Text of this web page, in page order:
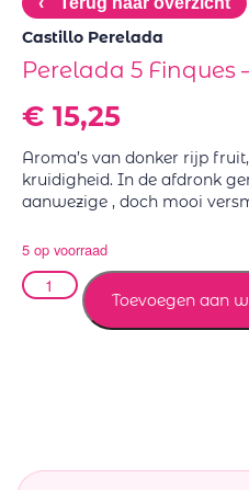
Castillo Perelada
Perelada 5 Finques
€ 15,25
Aroma’s van donker rijp
kruidigheid. In de afdronk
aanwezige , doch mooi
5 op voorraad
Toevoegen aan